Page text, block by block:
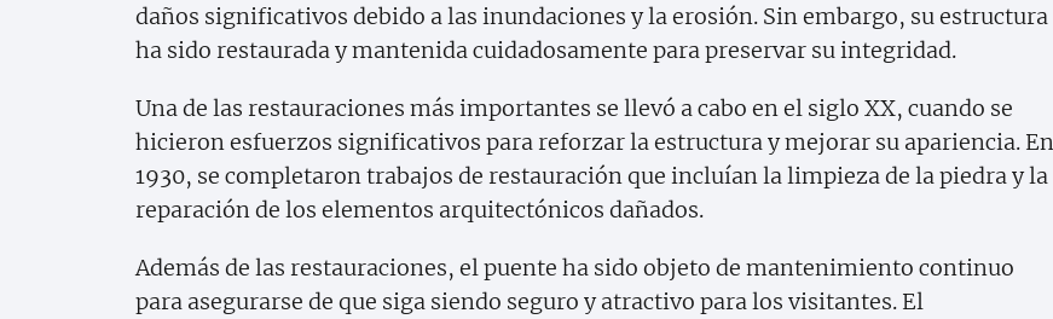
daños significativos debido a las inundaciones y la erosión. Sin embargo, su estructura
ha sido restaurada y mantenida cuidadosamente para preservar su integridad.
Una de las restauraciones más importantes se llevó a cabo en el siglo XX, cuando se
hicieron esfuerzos significativos para reforzar la estructura y mejorar su apariencia. En
1930, se completaron trabajos de restauración que incluían la limpieza de la piedra y la
reparación de los elementos arquitectónicos dañados.
Además de las restauraciones, el puente ha sido objeto de mantenimiento continuo
para asegurarse de que siga siendo seguro y atractivo para los visitantes. El